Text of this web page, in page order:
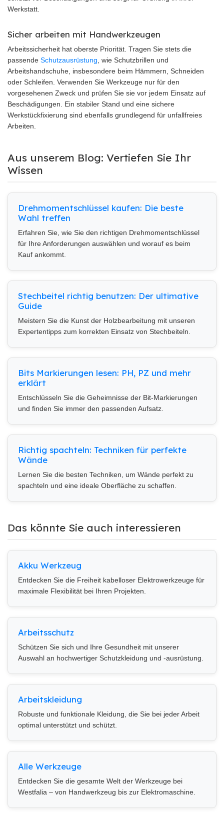
Werkstatt.
Sicher arbeiten mit Handwerkzeugen
Arbeitssicherheit hat oberste Priorität. Tragen Sie stets die
passende Schutzausrüstung , wie Schutzbrillen und
Arbeitshandschuhe, insbesondere beim Hämmern, Schneiden
oder Schleifen. Verwenden Sie Werkzeuge nur für den
vorgesehenen Zweck und prüfen Sie sie vor jedem Einsatz auf
Beschädigungen. Ein stabiler Stand und eine sichere
Werkstückfixierung sind ebenfalls grundlegend für unfallfreies
Arbeiten.
Aus unserem Blog: Vertiefen Sie Ihr
Wissen
Drehmomentschlüssel kaufen: Die beste
Wahl treffen
Erfahren Sie, wie Sie den richtigen Drehmomentschlüssel
für Ihre Anforderungen auswählen und worauf es beim
Kauf ankommt.
Stechbeitel richtig benutzen: Der ultimative
Guide
Meistern Sie die Kunst der Holzbearbeitung mit unseren
Expertentipps zum korrekten Einsatz von Stechbeiteln.
Bits Markierungen lesen: PH, PZ und mehr
erklärt
Entschlüsseln Sie die Geheimnisse der Bit-Markierungen
und finden Sie immer den passenden Aufsatz.
Richtig spachteln: Techniken für perfekte
Wände
Lernen Sie die besten Techniken, um Wände perfekt zu
spachteln und eine ideale Oberfläche zu schaffen.
Das könnte Sie auch interessieren
Akku Werkzeug
Entdecken Sie die Freiheit kabelloser Elektrowerkzeuge für
maximale Flexibilität bei Ihren Projekten.
Arbeitsschutz
Schützen Sie sich und Ihre Gesundheit mit unserer
Auswahl an hochwertiger Schutzkleidung und -ausrüstung.
Arbeitskleidung
Robuste und funktionale Kleidung, die Sie bei jeder Arbeit
optimal unterstützt und schützt.
Alle Werkzeuge
Entdecken Sie die gesamte Welt der Werkzeuge bei
Westfalia – von Handwerkzeug bis zur Elektromaschine.